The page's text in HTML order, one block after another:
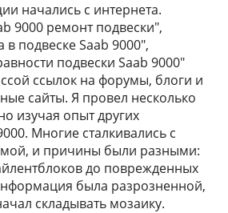
начались с интернета.
9000 ремонт подвески",
в подвеске Saab 9000",
подвески Saab 9000"
ссылок на форумы, блоги и
сайты. Я провел несколько
изучая опыт других
Многие сталкивались с
и причины были разными:
до поврежденных
была разрозненной,
складывать мозаику.